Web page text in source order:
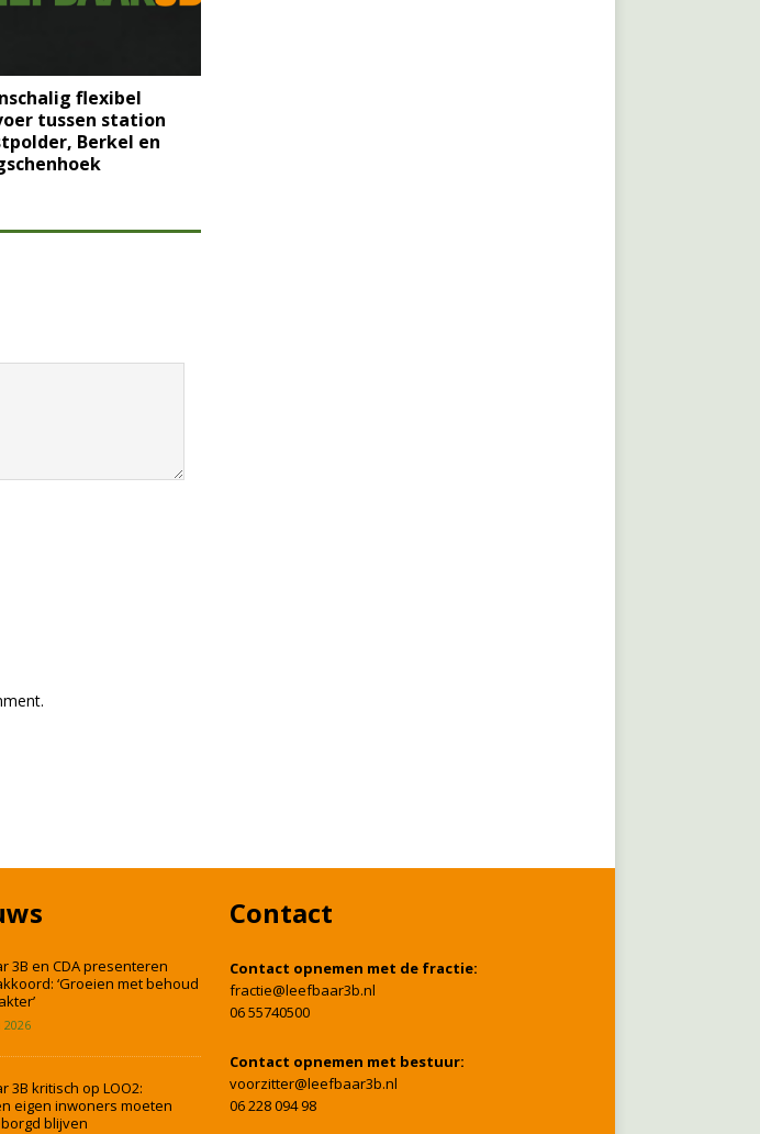
flexibel
tussen station
Berkel en
3B en CDA presenteren
‘Groeien met behoud
3B kritisch op LOO2:
eigen inwoners moeten
blijven
Contact
Contact opnemen met de fractie:
fractie@leefbaar3b.nl
06 55740500
Contact opnemen met bestuur:
voorzitter@leefbaar3b.nl
06 228 094 98